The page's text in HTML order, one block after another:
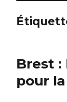
Brest
pour